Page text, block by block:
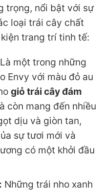
trọng, nổi bật với sự
loại trái cây chất
trang trí tinh tế:
Là một trong những
Envy với màu đỏ au
giỏ trái cây đám
còn mang đến nhiều
dịu và giòn tan,
sự tươi mới và
có một khởi đầu
Những trái nho xanh